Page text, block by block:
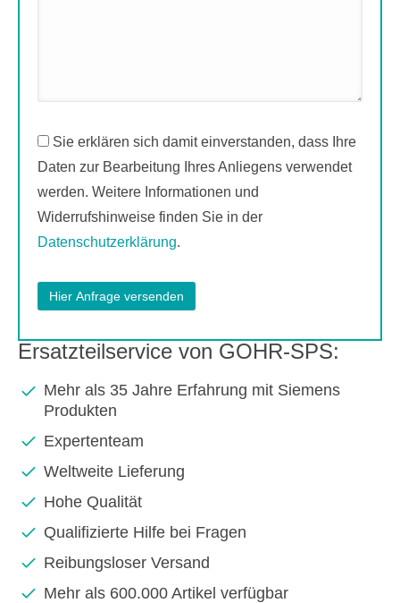
Sie erklären sich damit einverstanden, dass Ihre
Daten zur Bearbeitung Ihres Anliegens verwendet
werden. Weitere Informationen und
Widerrufshinweise finden Sie in der
Datenschutzerklärung.
Ersatzteilservice von GOHR-SPS:
Mehr als 35 Jahre Erfahrung mit Siemens
Produkten
Expertenteam
Weltweite Lieferung
Hohe Qualität
Qualifizierte Hilfe bei Fragen
Reibungsloser Versand
Mehr als 600.000 Artikel verfügbar